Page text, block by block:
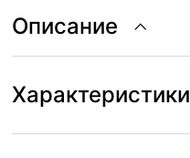
Описание
Характеристики